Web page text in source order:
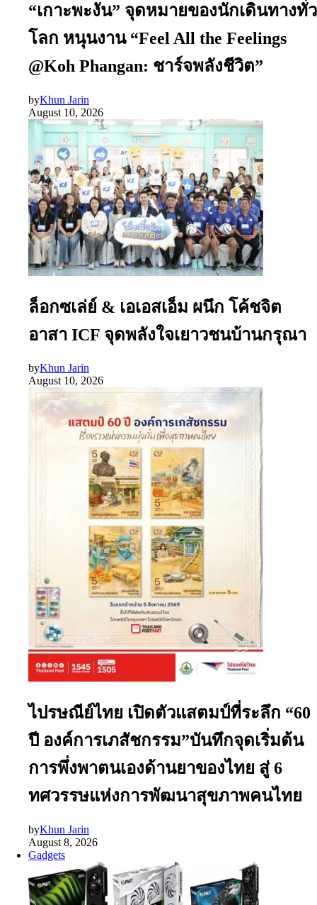
“เกาะพะงัน” จุดหมายของนักเดินทางทั่ว
โลก หนุนงาน “Feel All the Feelings
@Koh Phangan: ชาร์จพลังชีวิต”
byKhun Jarin
August 10, 2026
ล็อกซเล่ย์ & เอเอสเอ็ม ผนึก โค้ชจิต
อาสา ICF จุดพลังใจเยาวชนบ้านกรุณา
byKhun Jarin
August 10, 2026
ไปรษณีย์ไทย เปิดตัวแสตมป์ที่ระลึก “60
ปี องค์การเภสัชกรรม”บันทึกจุดเริ่มต้น
การพึ่งพาตนเองด้านยาของไทย สู่ 6
ทศวรรษแห่งการพัฒนาสุขภาพคนไทย
byKhun Jarin
August 8, 2026
Gadgets